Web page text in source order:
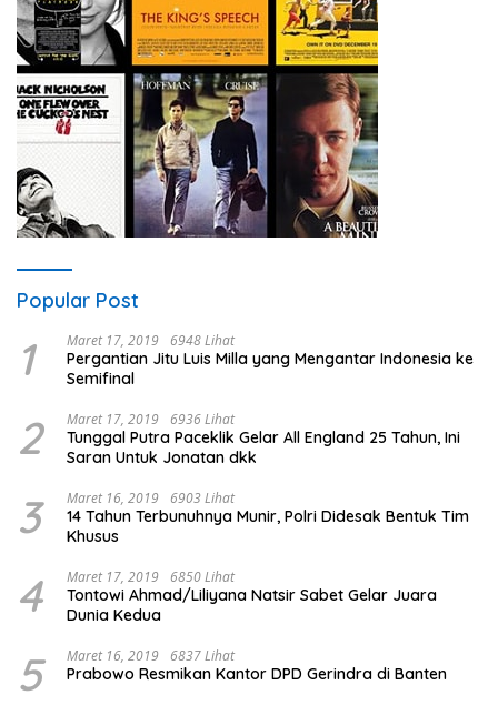
Popular Post
1 Maret 17, 2019 6948 Lihat
Pergantian Jitu Luis Milla yang Mengantar Indonesia ke
Semifinal
2 Maret 17, 2019 6936 Lihat
Tunggal Putra Paceklik Gelar All England 25 Tahun, Ini
Saran Untuk Jonatan dkk
3 Maret 16, 2019 6903 Lihat
14 Tahun Terbunuhnya Munir, Polri Didesak Bentuk Tim
Khusus
4 Maret 17, 2019 6850 Lihat
Tontowi Ahmad/Liliyana Natsir Sabet Gelar Juara
Dunia Kedua
5 Maret 16, 2019 6837 Lihat
Prabowo Resmikan Kantor DPD Gerindra di Banten